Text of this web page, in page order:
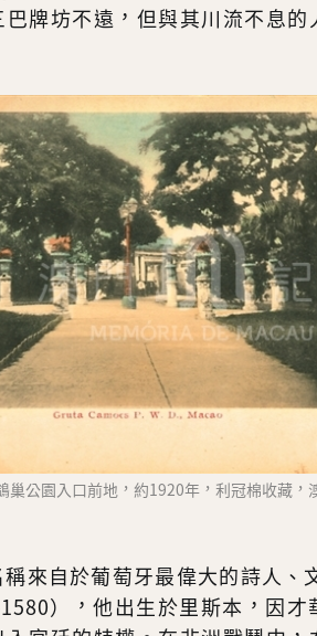
巴牌坊不遠，但與其川流不息的
公園入口前地，約1920年，利冠棉收藏，
來自於葡萄牙最偉大的詩人、
），他出生於里斯本，因才